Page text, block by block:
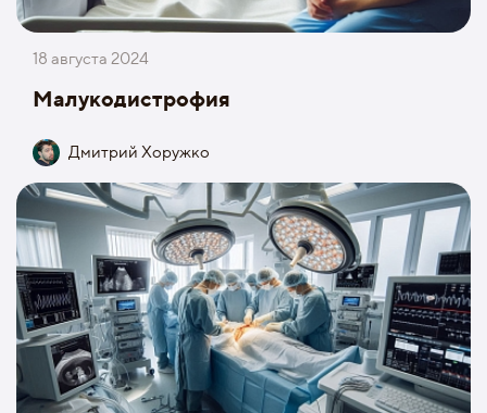
18 августа 2024
Малукодистрофия
Дмитрий Хоружко